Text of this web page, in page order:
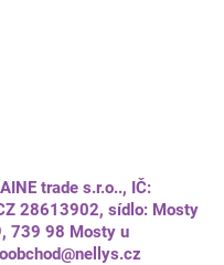
trade s.r.o.., IČ:
28613902, sídlo: Mosty
739 98 Mosty u